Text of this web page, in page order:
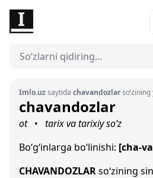
Imlo.uzsaytida chavandozlar
chavandozlar
ot •
tarix va tarixiy so‘z
Bo‘g‘inlarga bo‘linishi: [cha-
CHAVANDOZLARso‘zining